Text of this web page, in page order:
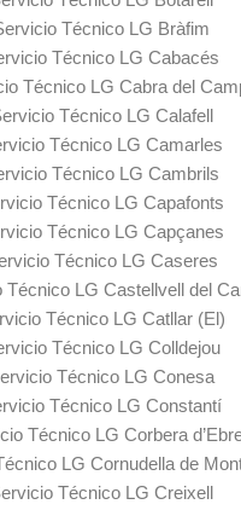
Técnico LG Bràfim
Técnico LG Cabacés
Técnico LG Cabra del
Técnico LG Calafell
Técnico LG Camarles
Técnico LG Cambrils
Técnico LG Capafonts
Técnico LG Capçanes
Técnico LG Caseres
Técnico LG Castellvell del
Técnico LG Catllar (El)
Técnico LG Colldejou
Técnico LG Conesa
Técnico LG Constantí
Técnico LG Corbera
LG Cornudella de
Técnico LG Creixell